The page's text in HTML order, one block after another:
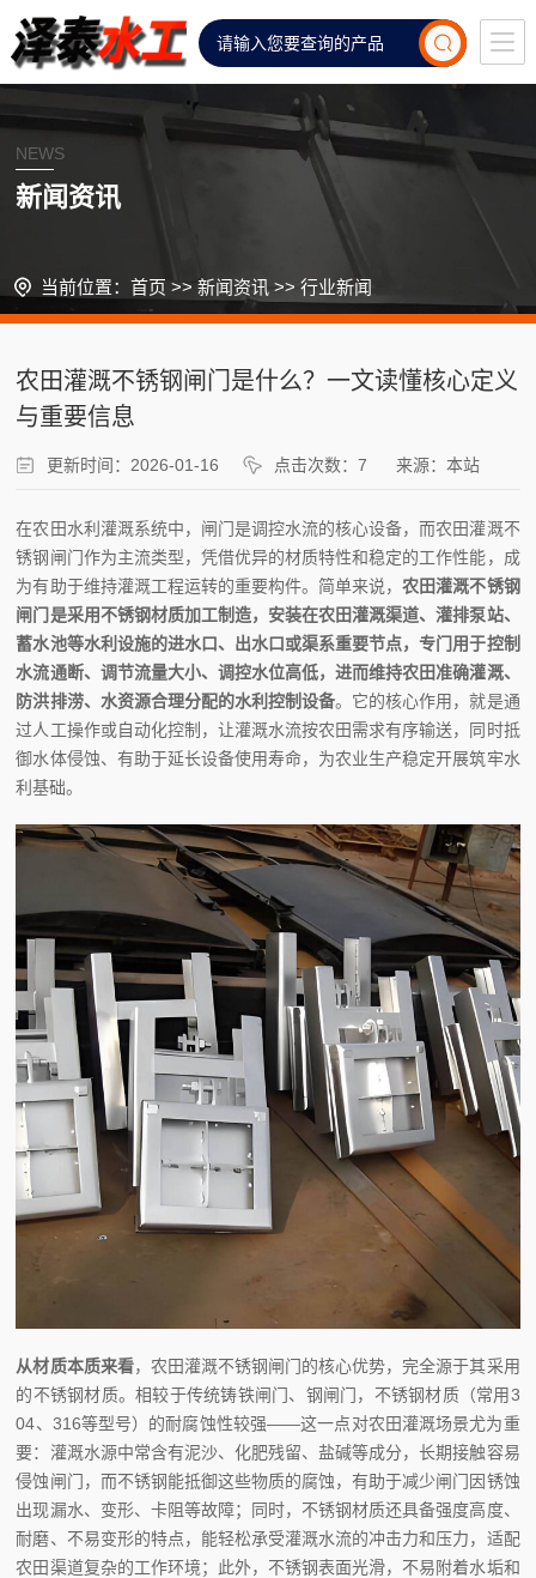
NEWS
新闻资讯
当前位置： 首页 >> 新闻资讯 >> 行业新闻
农田灌溉不锈钢闸门是什么？一文读懂核心定义
与重要信息
更新时间：2026-01-16 点击次数：7 来源：本站
在农田水利灌溉系统中，闸门是调控水流的核心设备，而农田灌溉不
锈钢闸门作为主流类型，凭借优异的材质特性和稳定的工作性能，成
为有助于维持灌溉工程运转的重要构件。简单来说，农田灌溉不锈钢
闸门是采用不锈钢材质加工制造，安装在农田灌溉渠道、灌排泵站、
蓄水池等水利设施的进水口、出水口或渠系重要节点，专门用于控制
水流通断、调节流量大小、调控水位高低，进而维持农田准确灌溉、
防洪排涝、水资源合理分配的水利控制设备。它的核心作用，就是通
过人工操作或自动化控制，让灌溉水流按农田需求有序输送，同时抵
御水体侵蚀、有助于延长设备使用寿命，为农业生产稳定开展筑牢水
利基础。
从材质本质来看，农田灌溉不锈钢闸门的核心优势，完全源于其采用
的不锈钢材质。相较于传统铸铁闸门、钢闸门，不锈钢材质（常用3
04、316等型号）的耐腐蚀性较强——这一点对农田灌溉场景尤为重
要：灌溉水源中常含有泥沙、化肥残留、盐碱等成分，长期接触容易
侵蚀闸门，而不锈钢能抵御这些物质的腐蚀，有助于减少闸门因锈蚀
出现漏水、变形、卡阻等故障；同时，不锈钢材质还具备强度高度、
耐磨、不易变形的特点，能轻松承受灌溉水流的冲击力和压力，适配
农田渠道复杂的工作环境；此外，不锈钢表面光滑，不易附着水垢和